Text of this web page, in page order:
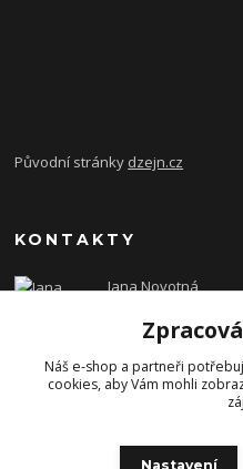
Původní stránky dzejn.cz
KONTAKTY
Jana Novotná
dzejn.n@email.cz
Náš e-shop a partneři
cookies, aby Vám mohli
Nastavení